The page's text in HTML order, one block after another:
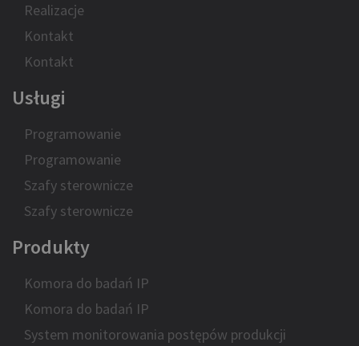
Realizacje
Kontakt
Kontakt
Usługi
Programowanie
Programowanie
Szafy sterownicze
Szafy sterownicze
Produkty
Komora do badań IP
Komora do badań IP
System monitorowania postępów produkcji